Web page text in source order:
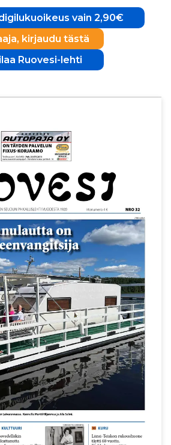
vain 2,90€
kirjaudu tästä
Ruovesi-lehti